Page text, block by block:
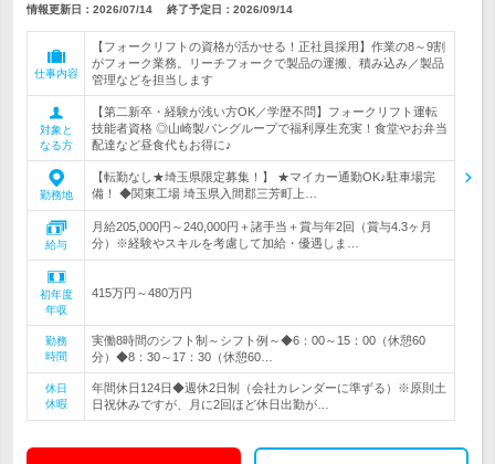
情報更新日：2026/07/14 終了予定日： 2026/09/14
仕事内容
【フォークリフトの資格が活かせる！正社員採用】作業の8～9割
がフォーク業務。リーチフォークで製品の運搬、積み込み／製品
管理などを担当します
対象と
なる方
【第二新卒・経験が浅い方OK／学歴不問】フォークリフト運転
技能者資格 ◎山崎製パングループで福利厚生充実！食堂やお弁当
配達など昼食代もお得に♪
勤務地
【転勤なし★埼玉県限定募集！】 ★マイカー通勤OK♪駐車場完
備！ ◆関東工場 埼玉県入間郡三芳町上…
給与
月給205,000円～240,000円＋諸手当＋賞与年2回（賞与4.3ヶ月
分）※経験やスキルを考慮して加給・優遇しま…
初年度
年収
415万円～480万円
勤務
時間
実働8時間のシフト制～シフト例～◆6：00～15：00（休憩60
分）◆8：30～17：30（休憩60…
休日
休暇
年間休日124日◆週休2日制（会社カレンダーに準ずる）※原則土
日祝休みですが、月に2回ほど休日出勤が…